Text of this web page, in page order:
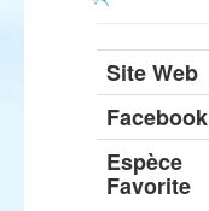
Site Web
Facebook
Espèce
Favorite